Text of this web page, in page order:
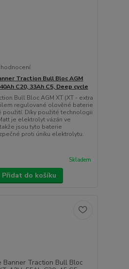
hodnocení
Traction Bull Bloc AGM
C20, 33Ah C5, Deep cycle
Bull Bloc AGM XT (XT - extra
regulované olověné baterie
použití. Díky použité technologii
je elektrolyt vázán ve
jsou tyto baterie
proti úniku elektrolytu.
Skladem
Přidat do košíku